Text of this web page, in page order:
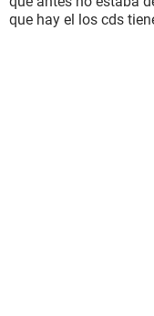
5 Opción: Símbolo
que hay el los cds